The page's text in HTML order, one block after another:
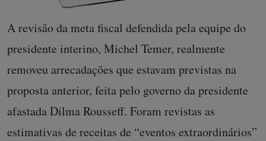
A revisão da meta fiscal defendida pela equipe do
presidente interino, Michel Temer, realmente
removeu arrecadações que estavam previstas na
proposta anterior, feita pelo governo da presidente
afastada Dilma Rousseff. Foram revistas as
estimativas de receitas de “eventos extraordinários”